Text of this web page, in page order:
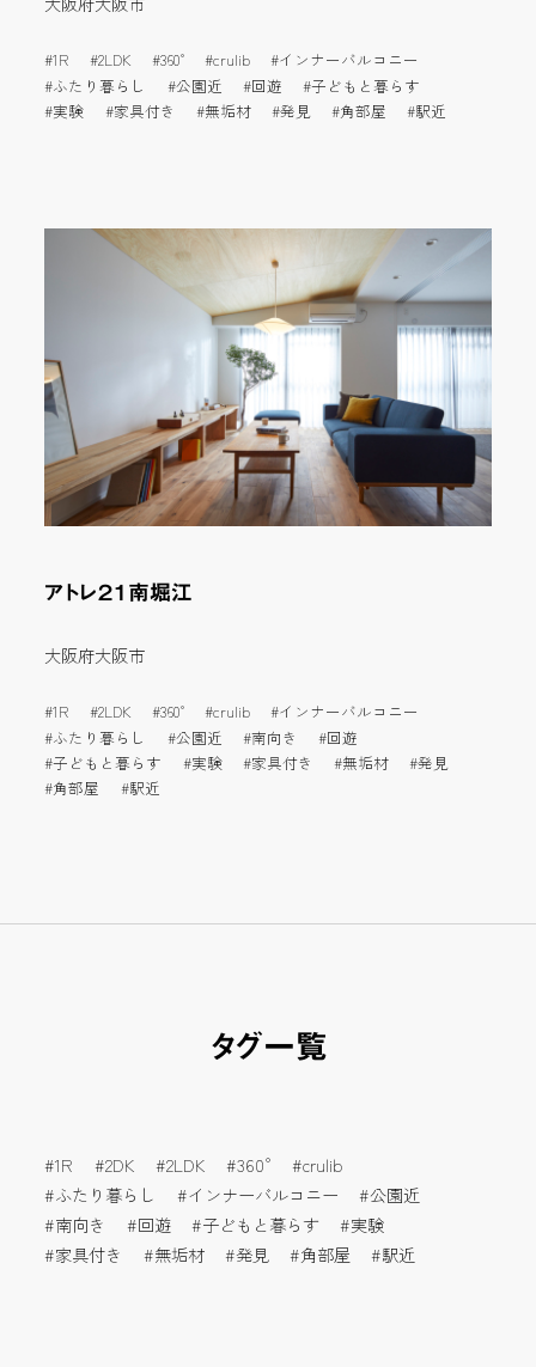
1R 2LDK 360° crulib
インナーバルコニー
ふたり暮らし
公園近 回遊
子どもと暮らす
実験
家具付き 無垢材 発見 角部屋 駅近
アトレ２１南堀江
大阪府大阪市
1R 2LDK 360° crulib
インナーバルコニー
ふたり暮らし
公園近 南向き
回遊
子どもと暮らす
実験 家具付き 無垢材
発見
角部屋
駅近
タグ一覧
1R 2DK 2LDK 360°
crulib
ふたり暮らし
インナーバルコニー
公園近
南向き
回遊 子どもと暮らす
実験
家具付き
無垢材 発見 角部屋 駅近